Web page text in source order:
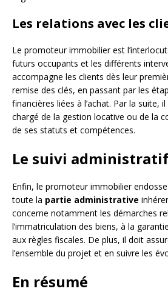
Les relations avec les
Le promoteur immobilier est
futurs occupants et les différents
accompagne les clients dès leur
remise des clés, en passant par les
financières liées à l’achat. Par la suite,
chargé de la gestion locative ou de la
de ses statuts et compétences.
Le suivi
Enfin, le promoteur immobilier
toute la partie administrative
concerne notamment les démarches
l’immatriculation des biens, à la
aux règles fiscales. De plus, il doit
l’ensemble du projet et en suivre les
En résumé